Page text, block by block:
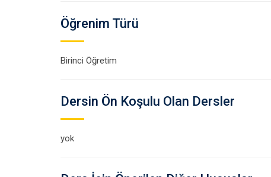
Öğrenim Türü
Birinci Öğretim
Dersin Ön Koşulu Olan Dersler
yok